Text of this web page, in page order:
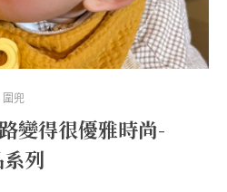
圍兜
變得很優雅時尚-
列